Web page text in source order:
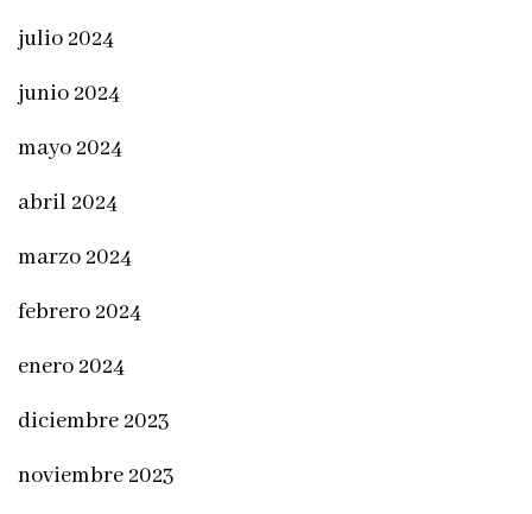
julio 2024
junio 2024
mayo 2024
abril 2024
marzo 2024
febrero 2024
enero 2024
diciembre 2023
noviembre 2023